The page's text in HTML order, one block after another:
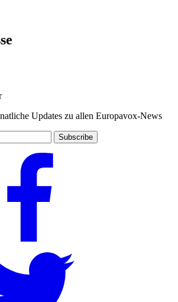
Updates zu allen Europavox-News
Subscribe